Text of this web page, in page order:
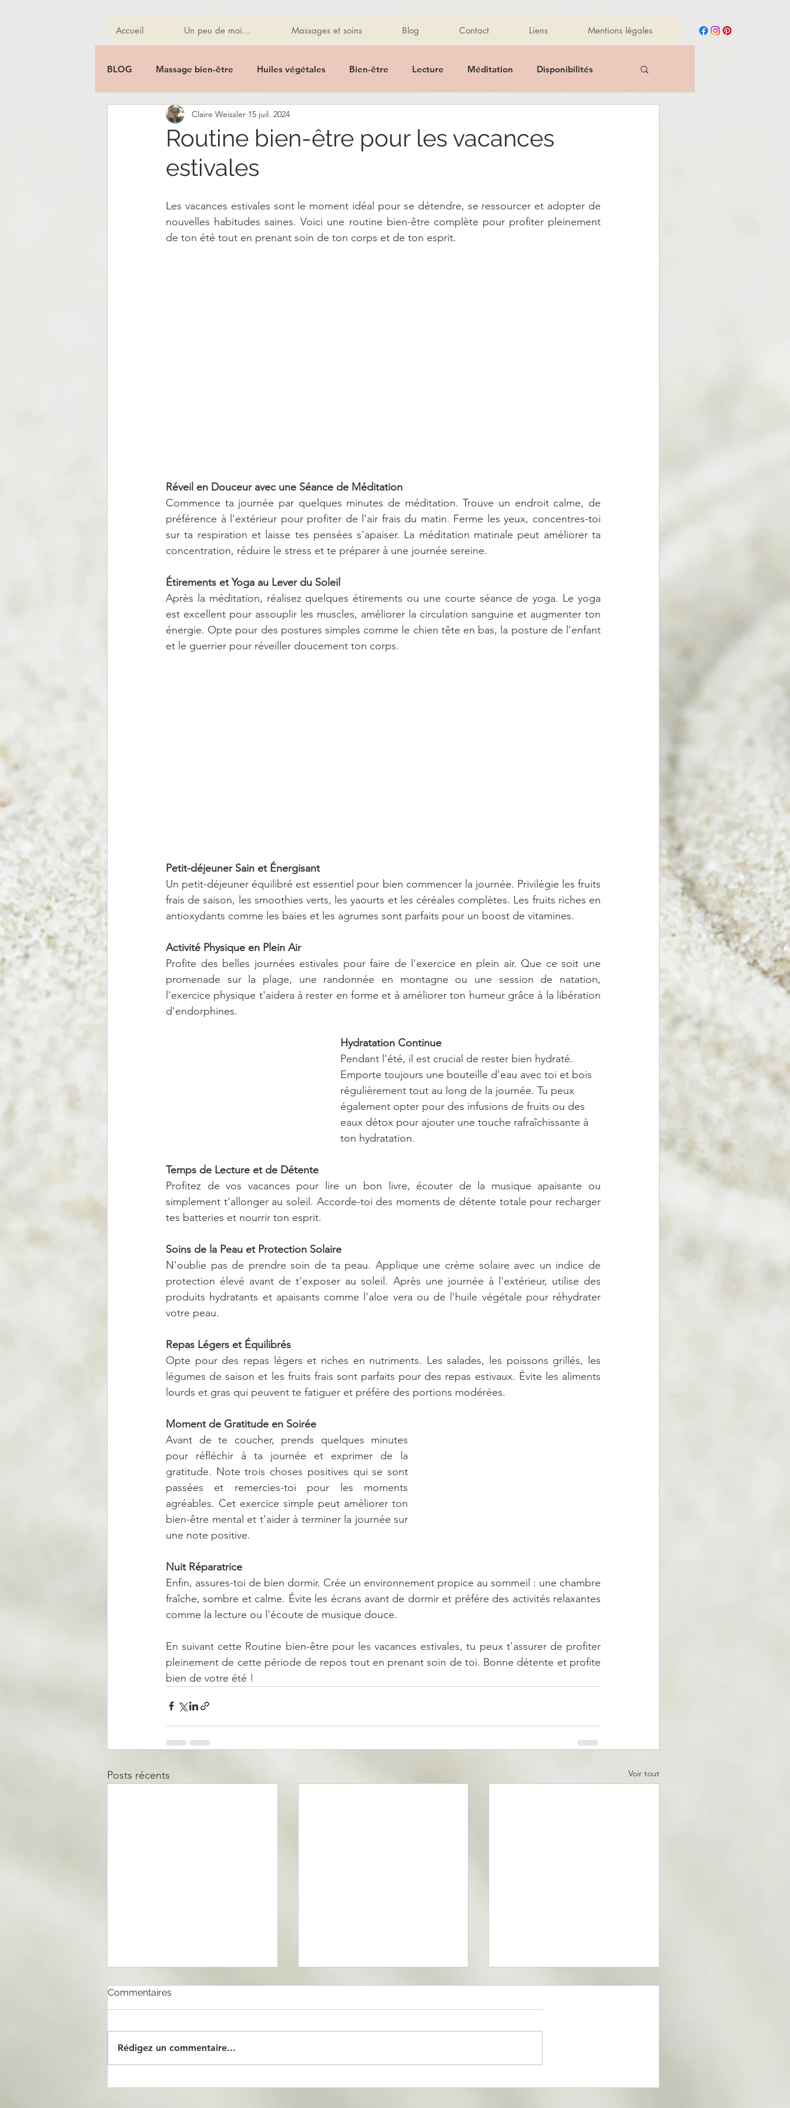
Accueil Un peu de moi... Massages et soins Blog Contact Liens Mentions légales
BLOG Massage bien-être Huiles végétales Bien-être Lecture Méditation Disponibilités
Bol Kansu Homeostasia Promo
Lithothérapie
Alimentation saine Hygiène alimentaire Ayurveda Mantra Citations Huiles essentielles
Routine bien-être pour les vacances
estivales
Claire Weissler 15 juil. 2024
Les vacances estivales sont le moment idéal pour se détendre, se ressourcer et adopter de
nouvelles habitudes saines. Voici une routine bien-être complète pour profiter pleinement
de ton été tout en prenant soin de ton corps et de ton esprit.
Réveil en Douceur avec une Séance de Méditation
Commence ta journée par quelques minutes de méditation. Trouve un endroit calme, de
préférence à l'extérieur pour profiter de l'air frais du matin. Ferme les yeux, concentres-toi
sur ta respiration et laisse tes pensées s'apaiser. La méditation matinale peut améliorer ta
concentration, réduire le stress et te préparer à une journée sereine.
Étirements et Yoga au Lever du Soleil
Après la méditation, réalisez quelques étirements ou une courte séance de yoga. Le yoga
est excellent pour assouplir les muscles, améliorer la circulation sanguine et augmenter ton
énergie. Opte pour des postures simples comme le chien tête en bas, la posture de l'enfant
et le guerrier pour réveiller doucement ton corps.
Petit-déjeuner Sain et Énergisant
Un petit-déjeuner équilibré est essentiel pour bien commencer la journée. Privilégie les fruits
frais de saison, les smoothies verts, les yaourts et les céréales complètes. Les fruits riches en
antioxydants comme les baies et les agrumes sont parfaits pour un boost de vitamines.
Activité Physique en Plein Air
Profite des belles journées estivales pour faire de l'exercice en plein air. Que ce soit une
promenade sur la plage, une randonnée en montagne ou une session de natation,
l'exercice physique t'aidera à rester en forme et à améliorer ton humeur grâce à la libération
d'endorphines.
Hydratation Continue
Pendant l'été, il est crucial de rester bien hydraté.
Emporte toujours une bouteille d'eau avec toi et bois
régulièrement tout au long de la journée. Tu peux
également opter pour des infusions de fruits ou des
eaux détox pour ajouter une touche rafraîchissante à
ton hydratation.
Temps de Lecture et de Détente
Profitez de vos vacances pour lire un bon livre, écouter de la musique apaisante ou
simplement t'allonger au soleil. Accorde-toi des moments de détente totale pour recharger
tes batteries et nourrir ton esprit.
Soins de la Peau et Protection Solaire
N'oublie pas de prendre soin de ta peau. Applique une crème solaire avec un indice de
protection élevé avant de t'exposer au soleil. Après une journée à l'extérieur, utilise des
produits hydratants et apaisants comme l'aloe vera ou de l'huile végétale pour réhydrater
votre peau.
Repas Légers et Équilibrés
Opte pour des repas légers et riches en nutriments. Les salades, les poissons grillés, les
légumes de saison et les fruits frais sont parfaits pour des repas estivaux. Évite les aliments
lourds et gras qui peuvent te fatiguer et préfére des portions modérées.
Moment de Gratitude en Soirée
Avant de te coucher, prends quelques minutes
pour réfléchir à ta journée et exprimer de la
gratitude. Note trois choses positives qui se sont
passées et remercies-toi pour les moments
agréables. Cet exercice simple peut améliorer ton
bien-être mental et t'aider à terminer la journée sur
une note positive.
Nuit Réparatrice
Enfin, assures-toi de bien dormir. Crée un environnement propice au sommeil : une chambre
fraîche, sombre et calme. Évite les écrans avant de dormir et préfére des activités relaxantes
comme la lecture ou l'écoute de musique douce.
En suivant cette Routine bien-être pour les vacances estivales, tu peux t'assurer de profiter
pleinement de cette période de repos tout en prenant soin de toi. Bonne détente et profite
bien de votre été !
Posts récents Voir tout
Commentaires
Rédigez un commentaire...